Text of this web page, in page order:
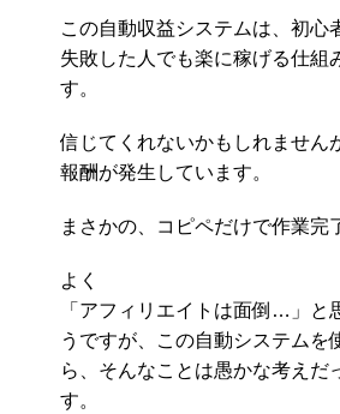
この自動収益システムは、初心
失敗した人でも楽に稼げる仕組
す。
信じてくれないかもしれません
報酬が発生しています。
まさかの、コピペだけで作業完
よく
「アフィリエイトは面倒…」と
うですが、この自動システムを
ら、そんなことは愚かな考えだ
す。